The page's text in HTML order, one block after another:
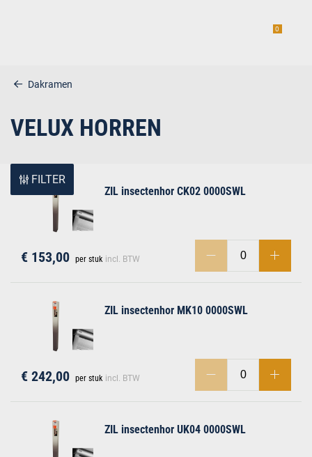
0
Dakramen
VELUX HORREN
FILTER
ZIL insectenhor CK02 0000SWL
€ 153,00 per stuk incl. BTW
ZIL insectenhor MK10 0000SWL
€ 242,00 per stuk incl. BTW
ZIL insectenhor UK04 0000SWL